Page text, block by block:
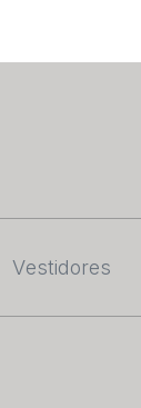
Vestidores